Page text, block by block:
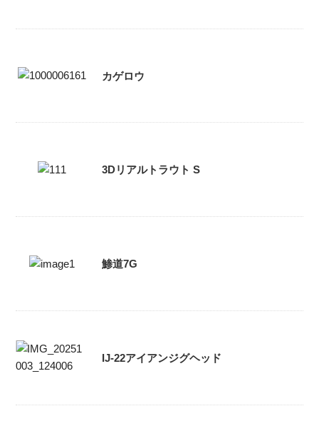
カゲロウ
3Dリアルトラウト S
鯵道7G
IJ-22アイアンジグヘッド